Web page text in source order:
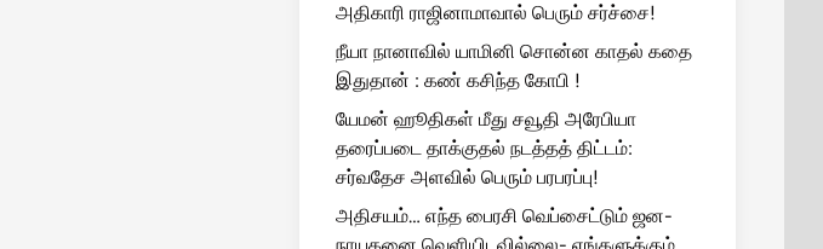
அதிகாரி ராஜினாமாவால் பெரும் சர்ச்சை!
நீயா நானாவில் யாமினி சொன்ன காதல் கதை
இதுதான் : கண் கசிந்த கோபி !
யேமன் ஹூதிகள் மீது சவூதி அரேபியா
தரைப்படை தாக்குதல் நடத்தத் திட்டம்:
சர்வதேச அளவில் பெரும் பரபரப்பு!
அதிசயம்… எந்த பைரசி வெப்சைட்டும் ஜன-